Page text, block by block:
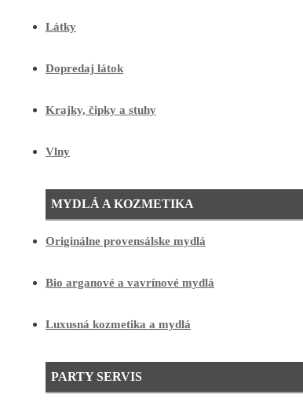
Látky
Dopredaj látok
Krajky, čipky a stuhy
Vlny
MYDLÁ A KOZMETIKA
Originálne provensálske mydlá
Bio arganové a vavrínové mydlá
Luxusná kozmetika a mydlá
PARTY SERVIS